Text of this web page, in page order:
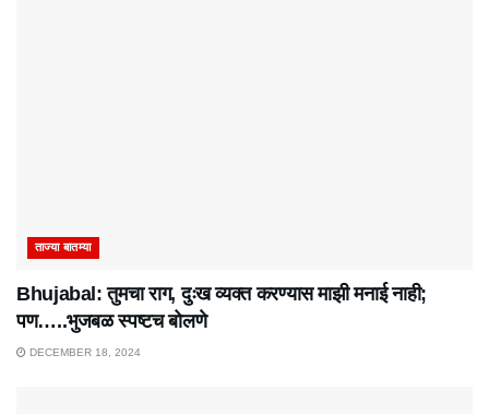
ताज्या बातम्या
Bhujabal: तुमचा राग, दुःख व्यक्त करण्यास माझी मनाई नाही;
पण…..भुजबळ स्पष्टच बोलणे
DECEMBER 18, 2024